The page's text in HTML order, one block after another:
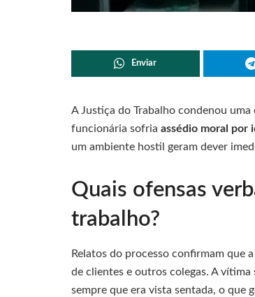
Enviar
A Justiça do Trabalho condenou
funcionária sofria assédio moral por
um ambiente hostil geram dever
Quais ofensas
trabalho?
Relatos do processo confirmam que
de clientes e outros colegas. A vítima
sempre que era vista sentada, o que